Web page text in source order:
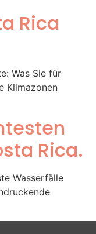
Rica
Was Sie für
Klimazonen
Rica.
Wasserfälle